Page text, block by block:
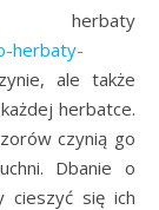
herbaty
herbaty-
ale także
herbatce.
czynią go
Dbanie o
cieszyć się ich